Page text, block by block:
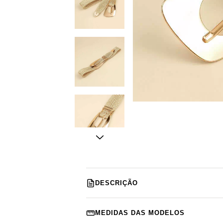
DESCRIÇÃO
MEDIDAS DAS MODELOS